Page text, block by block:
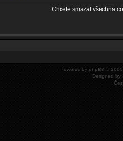
Chcete smazat všechna
Powered by phpBB ©
Designed by